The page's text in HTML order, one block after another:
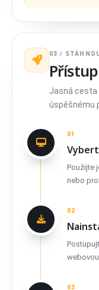
03 /
Jasná cesta
úspěšnému
01
Použijte
nebo
02
03